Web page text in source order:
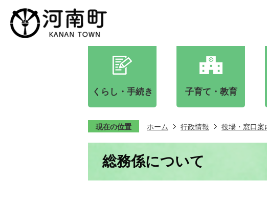
くらし・手続き 子育て・教育
現在の位置 ホーム 行政情報 役場・窓口案
総務係について